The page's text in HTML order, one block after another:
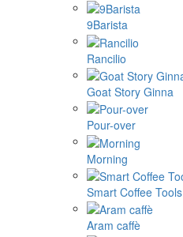
9Barista
Rancilio
Goat Story Ginna
Pour-over
Morning
Smart Coffee Tools
Aram caffè